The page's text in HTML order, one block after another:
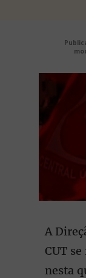
A
CUT
nesta